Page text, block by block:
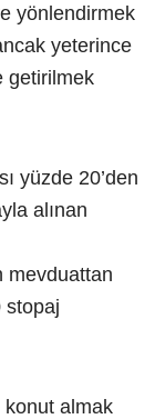
yönlendirmek
yeterince
getirilmek
yüzde 20’den
alınan
mevduattan
stopaj
konut almak